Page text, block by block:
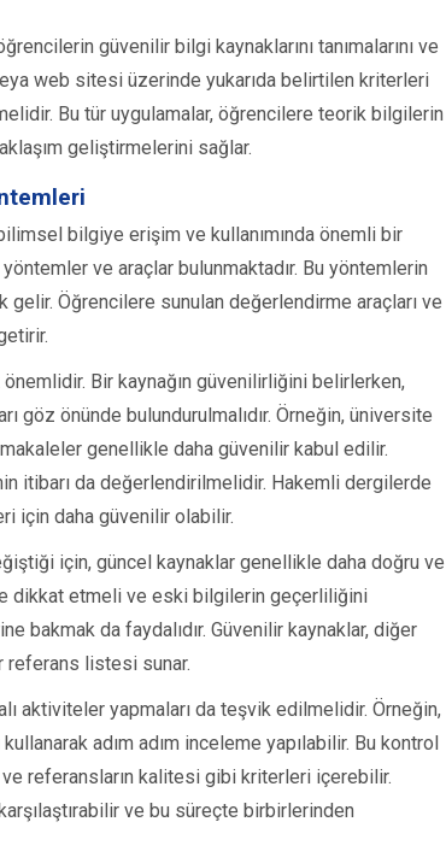
güvenilir bilgi kaynaklarını tanımalarını ve
web sitesi üzerinde yukarıda belirtilen kriterleri
Bu tür uygulamalar, öğrencilere teorik bilgilerin
geliştirmelerini sağlar.
bilgiye erişim ve kullanımında önemli bir
ve araçlar bulunmaktadır. Bu yöntemlerin
gelir. Öğrencilere sunulan değerlendirme araçları ve
önemlidir. Bir kaynağın güvenilirliğini belirlerken,
göz önünde bulundurulmalıdır. Örneğin, üniversite
makaleler genellikle daha güvenilir kabul edilir.
itibarı da değerlendirilmelidir. Hakemli dergilerde
için daha güvenilir olabilir.
için, güncel kaynaklar genellikle daha doğru ve
dikkat etmeli ve eski bilgilerin geçerliliğini
bakmak da faydalıdır. Güvenilir kaynaklar, diğer
referans listesi sunar.
aktiviteler yapmaları da teşvik edilmelidir. Örneğin,
adım adım inceleme yapılabilir. Bu kontrol
referansların kalitesi gibi kriterleri içerebilir.
ve bu süreçte birbirlerinden